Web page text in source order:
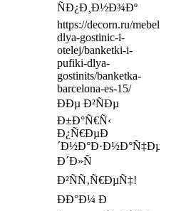
ÑÐ¿Ð¸Ð½Ð¾Ðº
https://decorn.ru/mebel-
dlya-gostinic-i-
otelej/banketki-i-
pufiki-dlya-
gostinits/banketka-
barcelona-es-15/
ÐÐµ Ð²ÑÐµ
Ð±Ð°Ñ€Ñ‹
Ð¿Ñ€ÐµÐ
´Ð½Ð°Ð·Ð½Ð°Ñ‡ÐµÐ½Ñ‹
Ð´Ð»Ñ
Ð²ÑÑ‚Ñ€ÐµÑ‡!
ÐÐ°Ð¼ Ð